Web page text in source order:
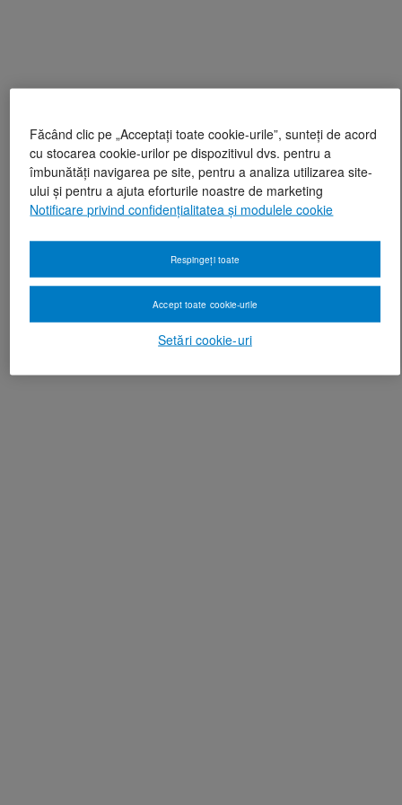
Făcând clic pe „Acceptați toate cookie-urile”, sunteți de acord
cu stocarea cookie-urilor pe dispozitivul dvs. pentru a
îmbunătăți navigarea pe site, pentru a analiza utilizarea site-
ului și pentru a ajuta eforturile noastre de marketing
Notificare privind confidențialitatea și modulele cookie
Setări cookie-uri
Respingeți toate
Accept toate cookie-urile